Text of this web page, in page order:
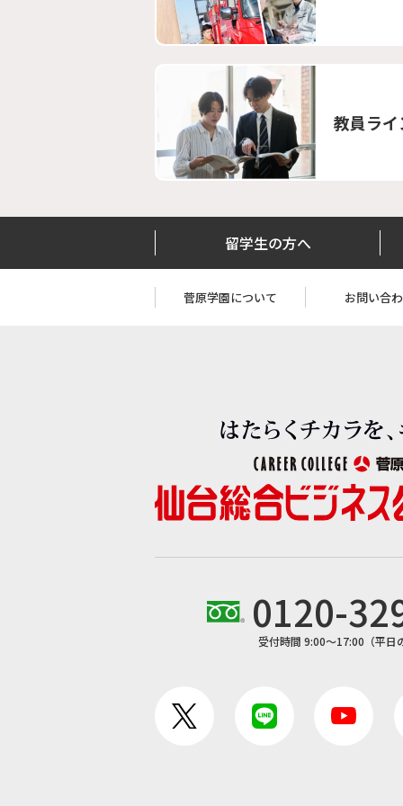
教員ラ
留学生の方へ
菅原学園について お問い合
0120-
受付時間 9:00〜17:00（平日